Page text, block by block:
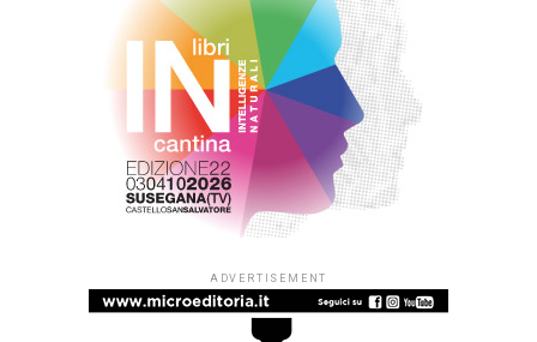
ADVERTISEMENT